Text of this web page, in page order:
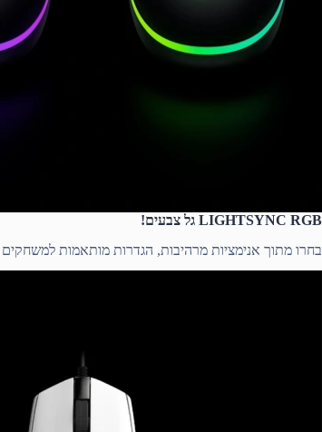
LIGHTSYNC RGB גל צבעים!
בחרו מתוך אנימציות מרהיבות, הגדרות מותאמות למשחקים ולמדיה, או עצבו